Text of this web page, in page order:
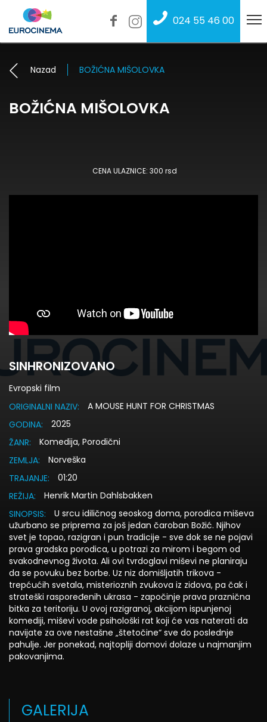
024 55 46 00
Nazad BOŽIĆNA MIŠOLOVKA
BOŽIĆNA MIŠOLOVKA
CENA ULAZNICE: 300 rsd
SINHRONIZOVANO
Evropski film
ORIGINALNI NAZIV:
A MOUSE HUNT FOR CHRISTMAS
GODINA:
2025
ŽANR:
Komedija, Porodični
ZEMLJA:
Norveška
TRAJANJE:
01:20
REŽIJA:
Henrik Martin Dahlsbakken
SINOPSIS:
U srcu idiličnog seoskog doma, porodica miševa
užurbano se priprema za još jedan čaroban Božić. Njihov
svet je topao, razigran i pun tradicije - sve dok se ne pojavi
prava gradska porodica, u potrazi za mirom i begom od
svakodnevnog života. Ali ovi tvrdoglavi miševi ne planiraju
da se povuku bez borbe. Uz niz domišljatih trikova -
trepćućih svetala, misterioznih zvukova iz zidova, pa čak i
strateški raspoređenih ukrasa - započinje prava praznična
bitka za teritoriju. U ovoj razigranoj, akcijom ispunjenoj
komediji, miševi vode psihološki rat koji će vas naterati da
navijate za ove nestašne „štetočine“ sve do poslednje
pahulje. Jer ponekad, najtopliji domovi dolaze u najmanjim
pakovanjima.
GALERIJA